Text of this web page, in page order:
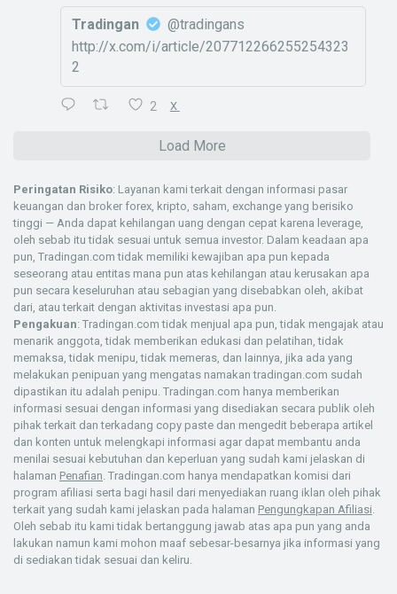
Tradingan
@tradingans
http://x.com/i/article/207712266255254323
2
2 X
Load More
Peringatan Risiko: Layanan kami terkait dengan informasi pasar
keuangan dan broker forex, kripto, saham, exchange yang berisiko
tinggi — Anda dapat kehilangan uang dengan cepat karena leverage,
oleh sebab itu tidak sesuai untuk semua investor. Dalam keadaan apa
pun, Tradingan.com tidak memiliki kewajiban apa pun kepada
seseorang atau entitas mana pun atas kehilangan atau kerusakan apa
pun secara keseluruhan atau sebagian yang disebabkan oleh, akibat
dari, atau terkait dengan aktivitas investasi apa pun.
Pengakuan: Tradingan.com tidak menjual apa pun, tidak mengajak atau
menarik anggota, tidak memberikan edukasi dan pelatihan, tidak
memaksa, tidak menipu, tidak memeras, dan lainnya, jika ada yang
melakukan penipuan yang mengatas namakan tradingan.com sudah
dipastikan itu adalah penipu. Tradingan.com hanya memberikan
informasi sesuai dengan informasi yang disediakan secara publik oleh
pihak terkait dan terkadang copy paste dan mengedit beberapa artikel
dan konten untuk melengkapi informasi agar dapat membantu anda
menilai sesuai kebutuhan dan keperluan yang sudah kami jelaskan di
halaman Penafian. Tradingan.com hanya mendapatkan komisi dari
program afiliasi serta bagi hasil dari menyediakan ruang iklan oleh pihak
terkait yang sudah kami jelaskan pada halaman Pengungkapan Afiliasi.
Oleh sebab itu kami tidak bertanggung jawab atas apa pun yang anda
lakukan namun kami mohon maaf sebesar-besarnya jika informasi yang
di sediakan tidak sesuai dan keliru.